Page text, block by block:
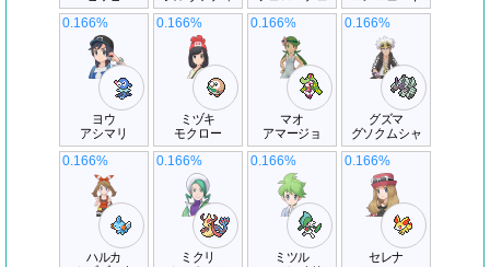
ヨウ
アシマリ
0.166%
ミヅキ
モクロー
0.166%
マオ
アマージョ
0.166%
グズマ
グソクムシャ
0.166%
ハルカ
0.166%
ミクリ
0.166%
ミツル
0.166%
セレナ
0.166%